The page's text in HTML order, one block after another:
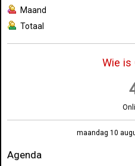
Maand
Totaal
Wie is
maandag 10
Agenda